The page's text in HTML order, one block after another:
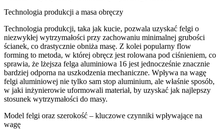
Technologia produkcji a masa obręczy
Technologia produkcji, taka jak kucie, pozwala uzyskać felgi o
niezwykłej wytrzymałości przy zachowaniu minimalnej grubości
ścianek, co drastycznie obniża masę. Z kolei popularny flow
forming to metoda, w której obręcz jest rolowana pod ciśnieniem, co
sprawia, że lżejsza felga aluminiowa 16 jest jednocześnie znacznie
bardziej odporna na uszkodzenia mechaniczne. Wpływa na wagę
felgi aluminiowej nie tylko sam stop aluminium, ale właśnie sposób,
w jaki inżynierowie uformowali materiał, by uzyskać jak najlepszy
stosunek wytrzymałości do masy.
Model felgi oraz szerokość – kluczowe czynniki wpływające na
wagę